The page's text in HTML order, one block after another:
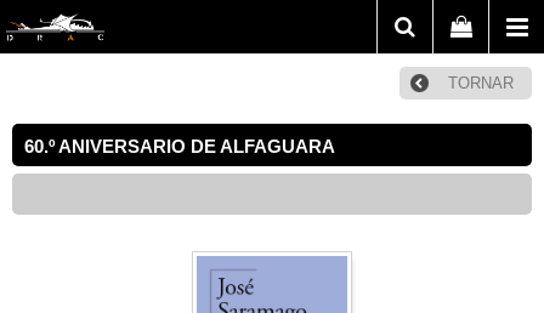
TORNAR
60.º ANIVERSARIO DE ALFAGUARA